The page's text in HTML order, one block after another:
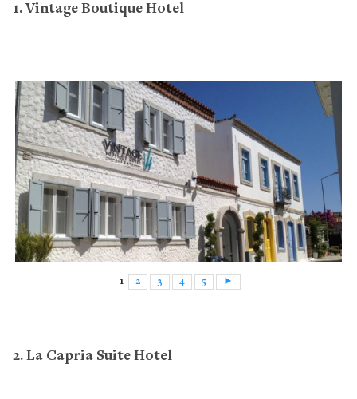
1. Vintage Boutique Hotel
1 2 3 4 5 ►
2. La Capria Suite Hotel